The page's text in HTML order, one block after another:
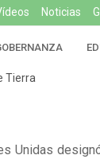
Noticias
Tierra
Unidas